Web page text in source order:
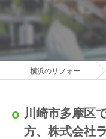
横浜のリフォーム営業は株式会社LUCKROOM
川崎市多摩区
方、株式会社